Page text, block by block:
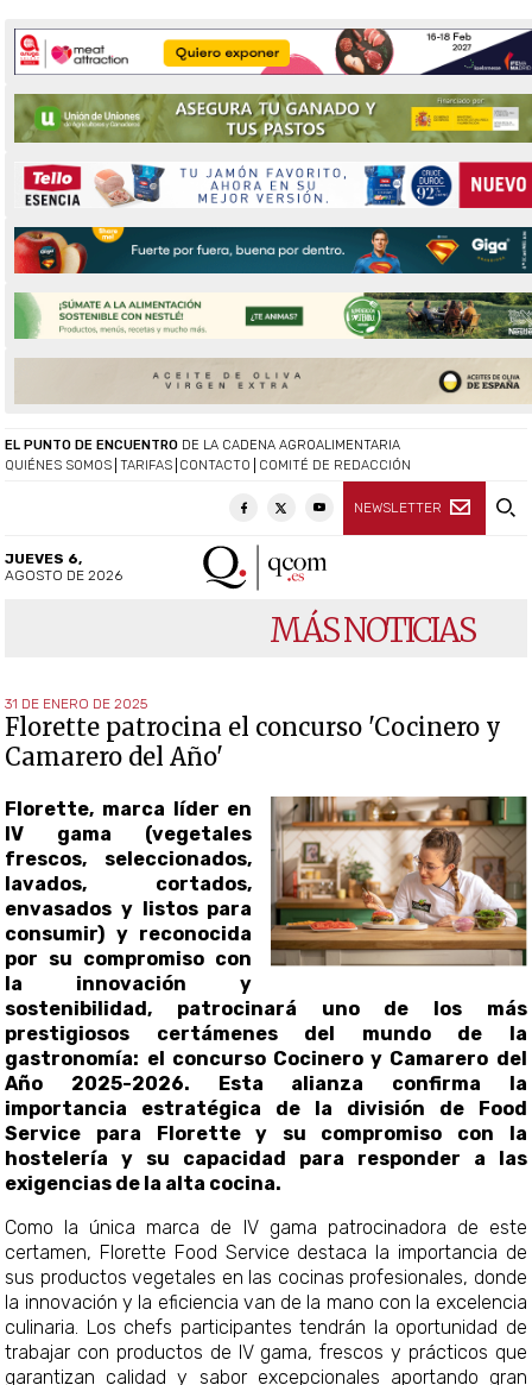
QUIÉNES SOMOS TARIFAS CONTACTO COMITÉ DE REDACCIÓN
NEWSLETTER
EL PUNTO DE ENCUENTRO DE LA CADENA AGROALIMENTARIA
JUEVES 6,
AGOSTO DE 2026
MÁS NOTICIAS
31 DE ENERO DE 2025
Florette patrocina el concurso 'Cocinero y
Camarero del Año'
Florette, marca líder en
IV gama (vegetales
frescos, seleccionados,
lavados, cortados,
envasados y listos para
consumir) y reconocida
por su compromiso con
la innovación y
sostenibilidad, patrocinará uno de los más
prestigiosos certámenes del mundo de la
gastronomía: el concurso Cocinero y Camarero del
Año 2025-2026. Esta alianza confirma la
importancia estratégica de la división de Food
Service para Florette y su compromiso con la
hostelería y su capacidad para responder a las
exigencias de la alta cocina.
Como la única marca de IV gama patrocinadora de este
certamen, Florette Food Service destaca la importancia de
sus productos vegetales en las cocinas profesionales, donde
la innovación y la eficiencia van de la mano con la excelencia
culinaria. Los chefs participantes tendrán la oportunidad de
trabajar con productos de IV gama, frescos y prácticos que
garantizan calidad y sabor excepcionales aportando gran